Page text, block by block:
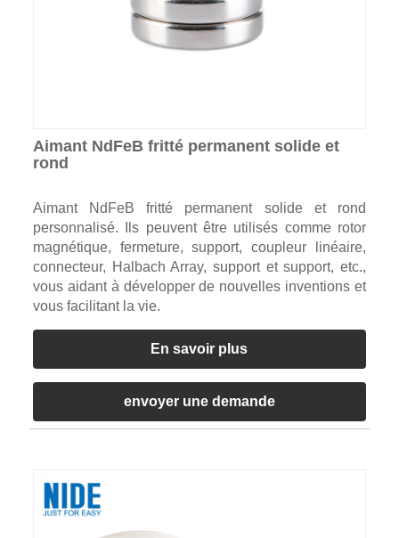
Aimant NdFeB fritté permanent solide et
rond
Aimant NdFeB fritté permanent solide et rond
personnalisé. Ils peuvent être utilisés comme rotor
magnétique, fermeture, support, coupleur linéaire,
connecteur, Halbach Array, support et support, etc.,
vous aidant à développer de nouvelles inventions et
vous facilitant la vie.
En savoir plus
envoyer une demande